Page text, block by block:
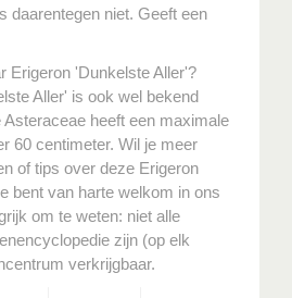
daarentegen niet. Geeft een
Erigeron 'Dunkelste Aller'?
Aller' is ook wel bekend
heeft een maximale
60 centimeter. Wil je meer
of tips over deze Erigeron
bent van harte welkom in ons
om te weten: niet alle
zijn (op elk
verkrijgbaar.